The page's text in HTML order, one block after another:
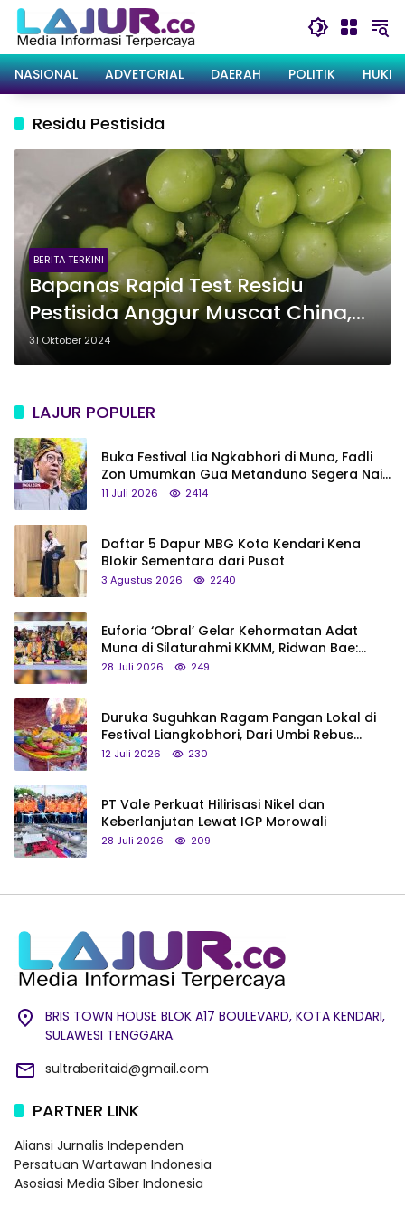
Langsung
konten
NASIONAL
ADVETORIAL DAERAH POLITIK
Residu Pestisida
BERITA TERKINI
Bapanas Rapid Test Residu
Pestisida Anggur Muscat China,
Ini Hasilnya
31 Oktober 2024
LAJUR POPULER
Buka Festival Lia Ngkabhori di Muna, Fadli
Zon Umumkan Gua Metanduno Segera Naik
Status Jadi Cagar Budaya Nasional
11 Juli 2026 2414
Daftar 5 Dapur MBG Kota Kendari Kena
Blokir Sementara dari Pusat
3 Agustus 2026 2240
Euforia ‘Obral’ Gelar Kehormatan Adat
Muna di Silaturahmi KKMM, Ridwan Bae:
Saya Bukan Tipe Begitu, Belum Pantas!
28 Juli 2026 249
Duruka Suguhkan Ragam Pangan Lokal di
Festival Liangkobhori, Dari Umbi Rebus
hingga Tumpeng Beras Muna
12 Juli 2026 230
PT Vale Perkuat Hilirisasi Nikel dan
Keberlanjutan Lewat IGP Morowali
28 Juli 2026 209
BRIS TOWN HOUSE BLOK A17 BOULEVARD, KOTA KENDARI,
SULAWESI TENGGARA.
sultraberitaid@gmail.com
PARTNER LINK
Aliansi Jurnalis Independen
Persatuan Wartawan Indonesia
Asosiasi Media Siber Indonesia